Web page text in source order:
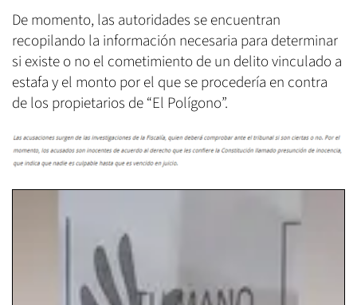
De momento, las autoridades se encuentran
recopilando la información necesaria para determinar
si existe o no el cometimiento de un delito vinculado a
estafa y el monto por el que se procedería en contra
de los propietarios de “El Polígono”.